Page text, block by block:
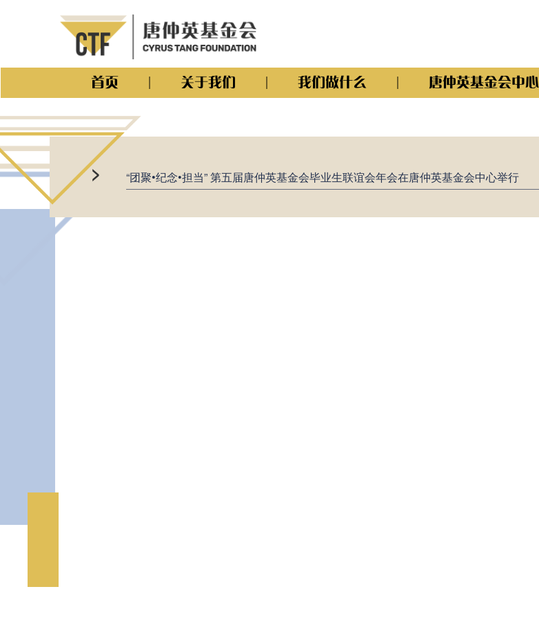
首页 关于我们 我们做什么 唐仲英基金会中心
> “团聚•纪念•担当” 第五届唐仲英基金会毕业生联谊会年会在唐仲英基金会中心举行